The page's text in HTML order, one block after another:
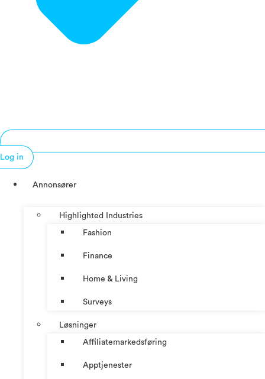
Log in
Annonsører
Highlighted Industries
Fashion
Finance
Home & Living
Surveys
Løsninger
Affiliatemarkedsføring
Apptjenester